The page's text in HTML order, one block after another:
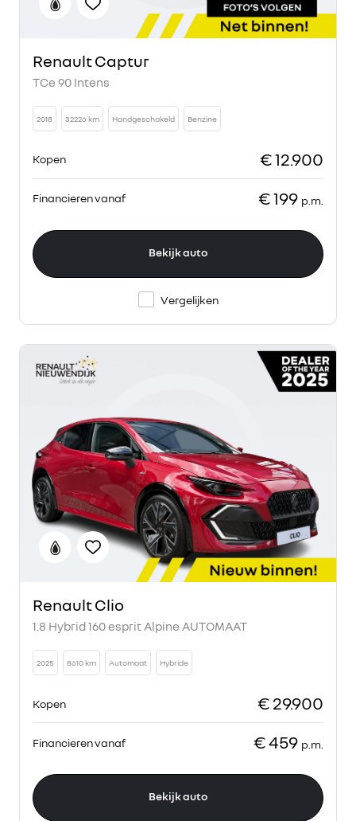
Renault Captur
TCe 90 Intens
2018 32226 km Handgeschakeld Benzine
Kopen € 12.900
Financieren vanaf € 199 p.m.
Bekijk auto
Vergelijken
Renault Clio
1.8 Hybrid 160 esprit Alpine AUTOMAAT
2025 8610 km Automaat Hybride
Kopen € 29.900
Financieren vanaf € 459 p.m.
Bekijk auto